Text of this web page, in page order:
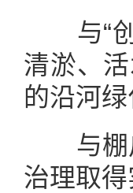
与“创
清淤、
的沿河绿
与棚户
治理取